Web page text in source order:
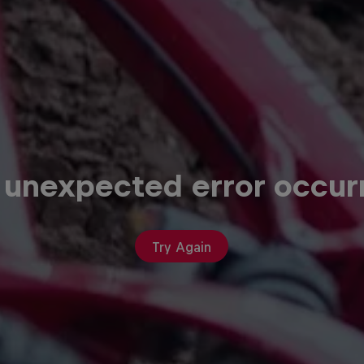
error
Try Again